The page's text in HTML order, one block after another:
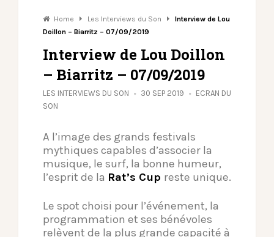
Home Les Interviews du Son
Interview de Lou
Doillon – Biarritz – 07/09/2019
Interview de Lou Doillon
– Biarritz – 07/09/2019
LES INTERVIEWS DU SON 30 SEP 2019
ECRAN DU
SON
A l’image des grands festivals
mythiques capables d’associer la
musique, le surf, la bonne humeur,
l’esprit de la Rat’s Cup reste unique.
Le spot choisi pour l’événement, la
programmation et ses bénévoles
relèvent de la plus grande capacité à